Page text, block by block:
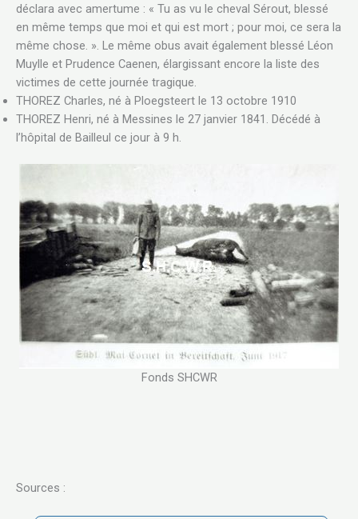
déclara avec amertume : « Tu as vu le cheval Sérout, blessé
en même temps que moi et qui est mort ; pour moi, ce sera la
même chose. ». Le même obus avait également blessé Léon
Muylle et Prudence Caenen, élargissant encore la liste des
victimes de cette journée tragique.
THOREZ Charles, né à Ploegsteert le 13 octobre 1910
THOREZ Henri, né à Messines le 27 janvier 1841. Décédé à
l’hôpital de Bailleul ce jour à 9 h.
Fonds SHCWR
Sources :